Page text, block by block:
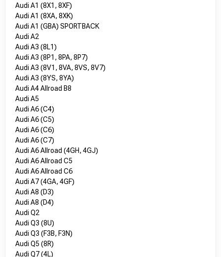
Audi A1 (8X1, 8XF)
Audi A1 (8XA, 8XK)
Audi A1 (GBA) SPORTBACK
Audi A2
Audi A3 (8L1)
Audi A3 (8P1, 8PA, 8P7)
Audi A3 (8V1, 8VA, 8VS, 8V7)
Audi A3 (8YS, 8YA)
Audi A4 Allroad B8
Audi A5
Audi A6 (C4)
Audi A6 (C5)
Audi A6 (C6)
Audi A6 (C7)
Audi A6 Allroad (4GH, 4GJ)
Audi A6 Allroad C5
Audi A6 Allroad C6
Audi A7 (4GA, 4GF)
Audi A8 (D3)
Audi A8 (D4)
Audi Q2
Audi Q3 (8U)
Audi Q3 (F3B, F3N)
Audi Q5 (8R)
Audi Q7 (4L)